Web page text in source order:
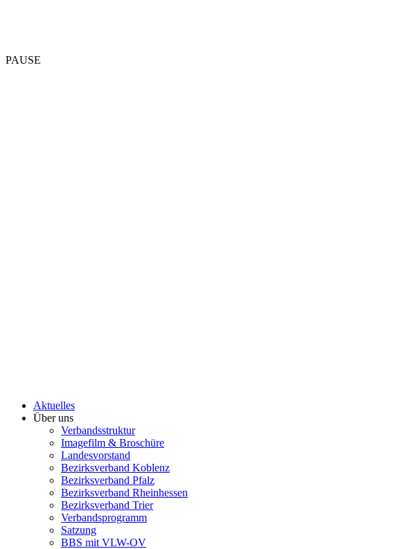
PAUSE
Aktuelles
Über uns
Verbandsstruktur
Imagefilm & Broschüre
Landesvorstand
Bezirksverband Koblenz
Bezirksverband Pfalz
Bezirksverband Rheinhessen
Bezirksverband Trier
Verbandsprogramm
Satzung
BBS mit VLW-OV